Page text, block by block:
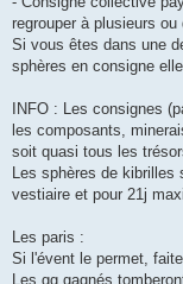
regrouper à plusieurs ou
Si vous êtes dans une
sphères en consigne
INFO : Les consignes
les composants,
soit quasi tous les
Les sphères de kibrilles
vestiaire et pour 21j
Les paris :
Si l'évent le permet,
Les gg gagnés